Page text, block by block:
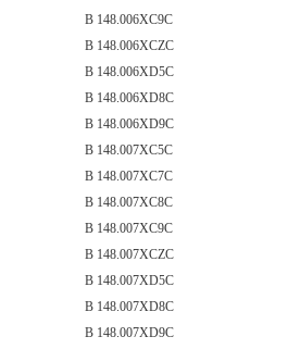
B 148.006XC9C
B 148.006XCZC
B 148.006XD5C
B 148.006XD8C
B 148.006XD9C
B 148.007XC5C
B 148.007XC7C
B 148.007XC8C
B 148.007XC9C
B 148.007XCZC
B 148.007XD5C
B 148.007XD8C
B 148.007XD9C